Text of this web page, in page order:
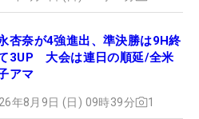
杏奈が4強進出、準決勝は9H終
3UP 大会は連日の順延/全米
アマ
年8月9日 (日) 09時39分 1